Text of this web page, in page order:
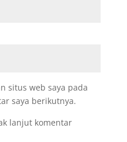
situs web saya pada
saya berikutnya.
lanjut komentar